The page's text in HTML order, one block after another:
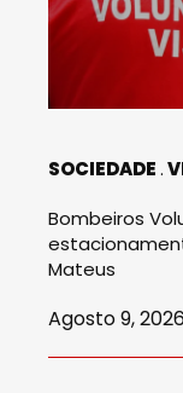
SOCIEDADE
Bombeiros
Mateus
Agosto 9,